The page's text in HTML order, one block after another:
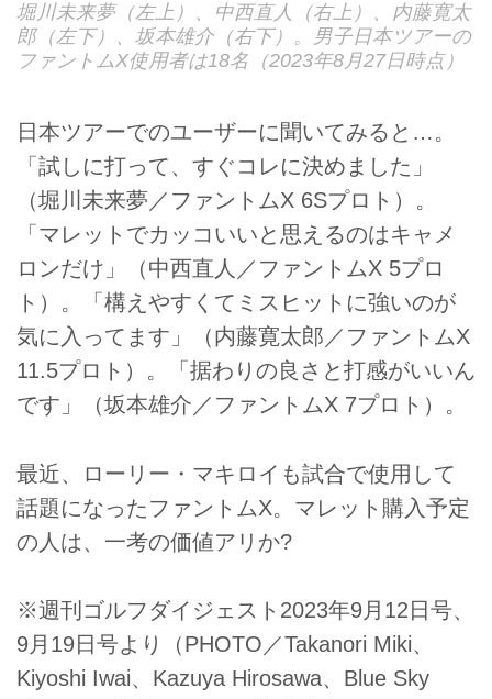
堀川未来夢（左上）、中西直人（右上）、内藤寛太
郎（左下）、坂本雄介（右下）。男子日本ツアーの
ファントムX使用者は18名（2023年8月27日時点）
日本ツアーでのユーザーに聞いてみると…。
「試しに打って、すぐコレに決めました」
（堀川未来夢／ファントムX 6Sプロト）。
「マレットでカッコいいと思えるのはキャメ
ロンだけ」（中西直人／ファントムX 5プロ
ト）。「構えやすくてミスヒットに強いのが
気に入ってます」（内藤寛太郎／ファントムX
11.5プロト）。「据わりの良さと打感がいいん
です」（坂本雄介／ファントムX 7プロト）。
最近、ローリー・マキロイも試合で使用して
話題になったファントムX。マレット購入予定
の人は、一考の価値アリか?
※週刊ゴルフダイジェスト2023年9月12日号、
9月19日号より（PHOTO／Takanori Miki、
Kiyoshi Iwai、Kazuya Hirosawa、Blue Sky